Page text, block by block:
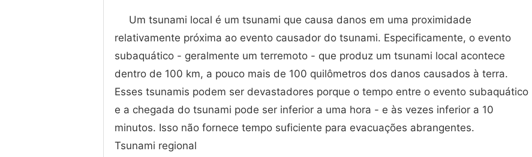
Um tsunami local é um tsunami que causa danos em uma proximidade
relativamente próxima ao evento causador do tsunami. Especificamente, o evento
subaquático - geralmente um terremoto - que produz um tsunami local acontece
dentro de 100 km, a pouco mais de 100 quilômetros dos danos causados à terra.
Esses tsunamis podem ser devastadores porque o tempo entre o evento subaquático
e a chegada do tsunami pode ser inferior a uma hora - e às vezes inferior a 10
minutos. Isso não fornece tempo suficiente para evacuações abrangentes.
Tsunami regional